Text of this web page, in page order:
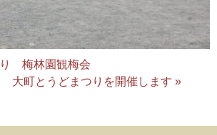
梅林園観梅会
大町とうどまつりを開催します »